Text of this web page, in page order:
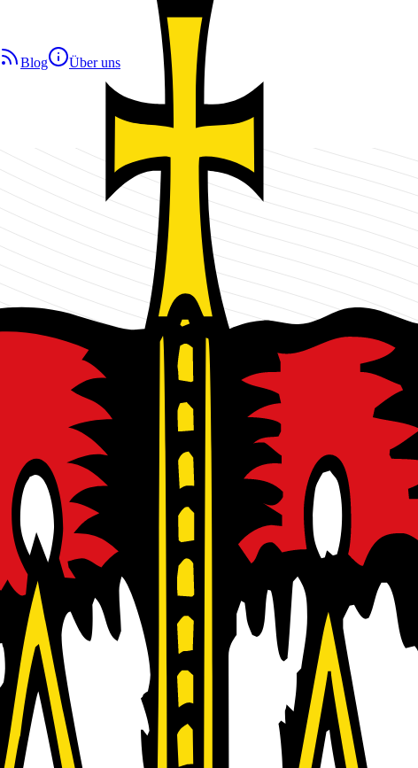
Blog Über uns